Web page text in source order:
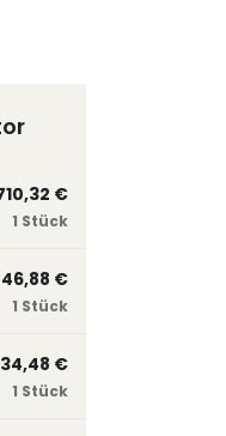
€
1 Stück
€
1 Stück
€
1 Stück